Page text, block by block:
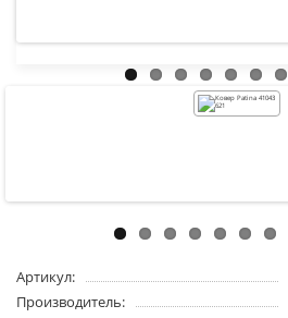
Артикул:
Производитель: